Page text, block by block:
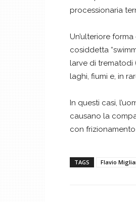
processionaria
Un’ulteriore
cosiddetta
larve di trematodi
laghi, fiumi e, in
In questi casi,
causano la
con
TAGS Flavio